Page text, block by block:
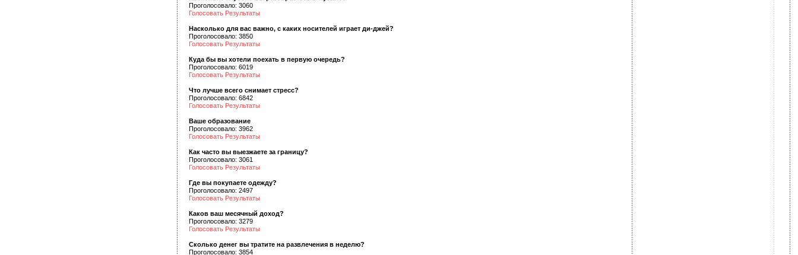
Проголосовало: 3060
Голосовать Результаты
Насколько для вас важно, с каких носителей играет ди-джей?
Проголосовало: 3850
Голосовать Результаты
Куда бы вы хотели поехать в первую очередь?
Проголосовало: 6019
Голосовать Результаты
Что лучше всего снимает стресс?
Проголосовало: 6842
Голосовать Результаты
Ваше образование
Проголосовало: 3962
Голосовать Результаты
Как часто вы выезжаете за границу?
Проголосовало: 3061
Голосовать Результаты
Где вы покупаете одежду?
Проголосовало: 2497
Голосовать Результаты
Каков ваш месячный доход?
Проголосовало: 3279
Голосовать Результаты
Сколько денег вы тратите на развлечения в неделю?
Проголосовало: 3854